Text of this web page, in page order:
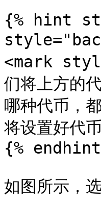
{% hint
<mark
们将上方的
哪种代币，
将设置好代
{%
如图所示，